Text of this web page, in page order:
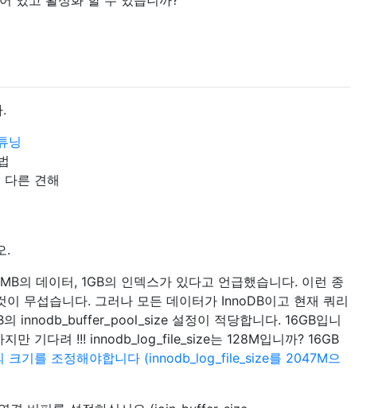
닝
다른 견해
.
의 데이터, 1GB의 인덱스가 있다고 언급했습니다. 이런 종
무섭습니다. 그러나 모든 데이터가 InnoDB이고 현재 쿼리
innodb_buffer_pool_size 설정이 적당합니다. 16GB입니
만 기다려 !!! innodb_log_file_size는 128M입니까? 16GB
크기를 조정해야합니다 (innodb_log_file_size를 2047M으